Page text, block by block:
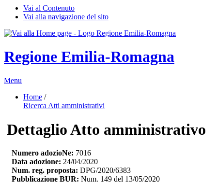
Vai al Contenuto
Vai alla navigazione del sito
Regione Emilia-Romagna
Menu
Home /
Ricerca Atti amministrativi
Dettaglio Atto amministrativo
Numero adozioNe: 7016
Data adozione: 24/04/2020
Num. reg. proposta: DPG/2020/6383
Pubblicazione BUR: Num. 149 del 13/05/2020